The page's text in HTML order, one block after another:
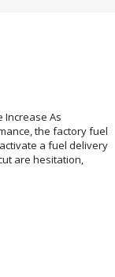
Increase As
the factory fuel
a fuel delivery
are hesitation,